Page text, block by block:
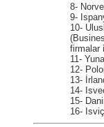
8-
9-
10-
firmalar
11-
12-
13-
14-
15-
16-